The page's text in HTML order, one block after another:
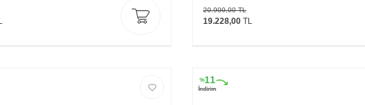
20.900,00TL
19.228,00 TL
%11
İndirim